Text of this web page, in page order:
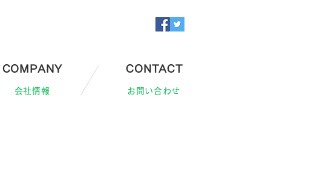
COMPANY
会社情報
CONTACT
お問い合わせ